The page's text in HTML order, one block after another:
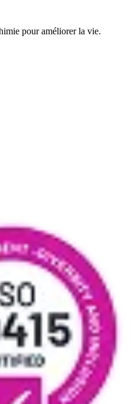
pour améliorer la vie.